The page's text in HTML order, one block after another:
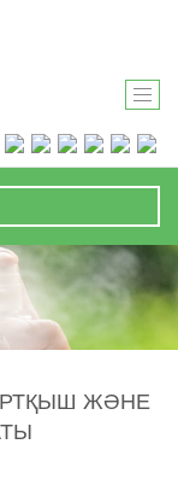
T
O
G
G
L
A
G
ЖӘНЕ